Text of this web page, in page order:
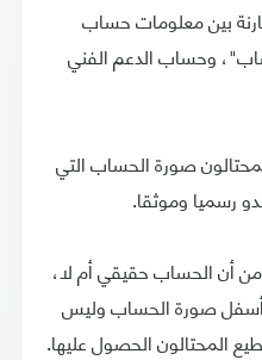
بين معلومات حساب
وحساب الدعم الفني
صورة الحساب التي
رسميا وموثقا.
أن الحساب حقيقي أم لا،
أسفل صورة الحساب وليس
المحتالون الحصول عليها.